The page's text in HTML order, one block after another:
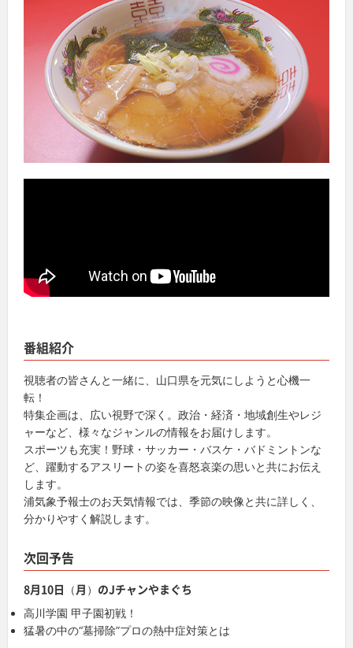
番組紹介
視聴者の皆さんと一緒に、山口県を元気にしようと心機一
転！
特集企画は、広い視野で深く。政治・経済・地域創生やレジ
ャーなど、様々なジャンルの情報をお届けします。
スポーツも充実！野球・サッカー・バスケ・バドミントンな
ど、躍動するアスリートの姿を喜怒哀楽の思いと共にお伝え
します。
浦気象予報士のお天気情報では、季節の映像と共に詳しく、
分かりやすく解説します。
次回予告
8月10日（月）のJチャンやまぐち
高川学園 甲子園初戦！
猛暑の中の“墓掃除”プロの熱中症対策とは